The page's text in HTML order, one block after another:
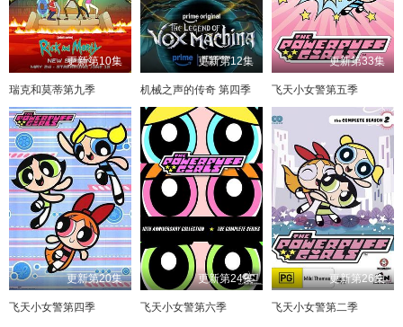
更新第10集
瑞克和莫蒂第九季
更新第12集
机械之声的传奇 第四季
更新第33集
飞天小女警第五季
更新第20集
飞天小女警第四季
更新第24集
飞天小女警第六季
更新第26集
飞天小女警第二季